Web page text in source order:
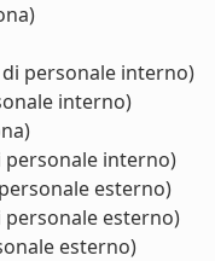
personale interno)
interno)
personale interno)
esterno)
personale esterno)
esterno)